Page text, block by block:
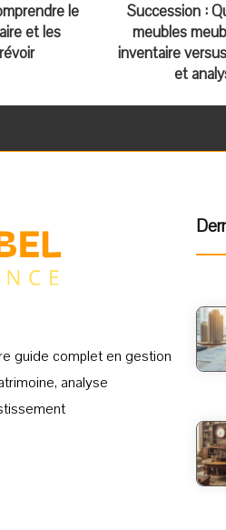
le
et les
Succession :
meubles
inventaire
et
guide complet en gestion
analyse